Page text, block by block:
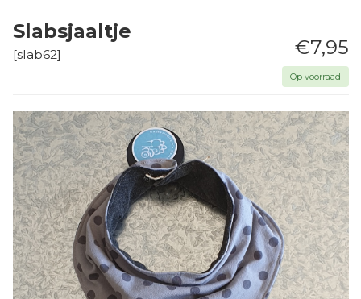
€7,95
Op voorraad
Slabsjaaltje
[slab62]